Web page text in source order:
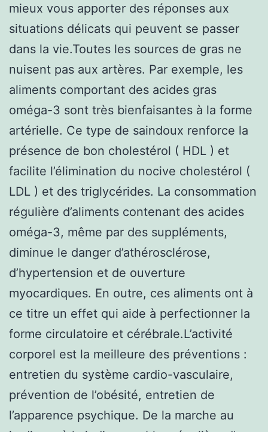
mieux vous apporter des réponses aux
situations délicats qui peuvent se passer
dans la vie.Toutes les sources de gras ne
nuisent pas aux artères. Par exemple, les
aliments comportant des acides gras
oméga-3 sont très bienfaisantes à la forme
artérielle. Ce type de saindoux renforce la
présence de bon cholestérol ( HDL ) et
facilite l’élimination du nocive cholestérol (
LDL ) et des triglycérides. La consommation
régulière d’aliments contenant des acides
oméga-3, même par des suppléments,
diminue le danger d’athérosclérose,
d’hypertension et de ouverture
myocardiques. En outre, ces aliments ont à
ce titre un effet qui aide à perfectionner la
forme circulatoire et cérébrale.L’activité
corporel est la meilleure des préventions :
entretien du système cardio-vasculaire,
prévention de l’obésité, entretien de
l’apparence psychique. De la marche au